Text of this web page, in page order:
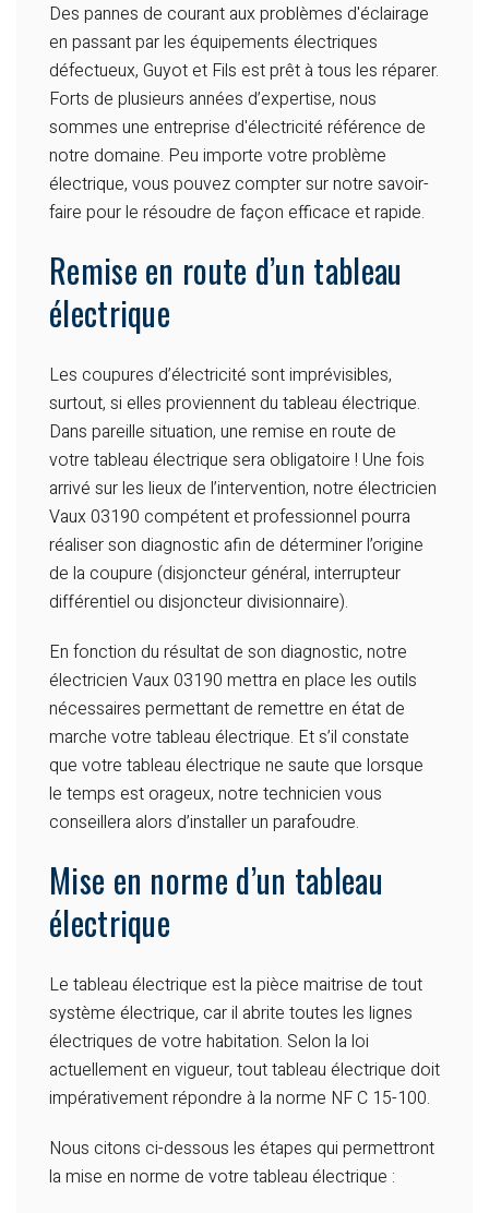
Des pannes de courant aux problèmes d'éclairage
en passant par les équipements électriques
défectueux, Guyot et Fils est prêt à tous les réparer.
Forts de plusieurs années d’expertise, nous
sommes une entreprise d'électricité référence de
notre domaine. Peu importe votre problème
électrique, vous pouvez compter sur notre savoir-
faire pour le résoudre de façon efficace et rapide.
Remise en route d’un tableau
électrique
Les coupures d’électricité sont imprévisibles,
surtout, si elles proviennent du tableau électrique.
Dans pareille situation, une remise en route de
votre tableau électrique sera obligatoire ! Une fois
arrivé sur les lieux de l’intervention, notre électricien
Vaux 03190 compétent et professionnel pourra
réaliser son diagnostic afin de déterminer l’origine
de la coupure (disjoncteur général, interrupteur
différentiel ou disjoncteur divisionnaire).
En fonction du résultat de son diagnostic, notre
électricien Vaux 03190 mettra en place les outils
nécessaires permettant de remettre en état de
marche votre tableau électrique. Et s’il constate
que votre tableau électrique ne saute que lorsque
le temps est orageux, notre technicien vous
conseillera alors d’installer un parafoudre.
Mise en norme d’un tableau
électrique
Le tableau électrique est la pièce maitrise de tout
système électrique, car il abrite toutes les lignes
électriques de votre habitation. Selon la loi
actuellement en vigueur, tout tableau électrique doit
impérativement répondre à la norme NF C 15-100.
Nous citons ci-dessous les étapes qui permettront
la mise en norme de votre tableau électrique :